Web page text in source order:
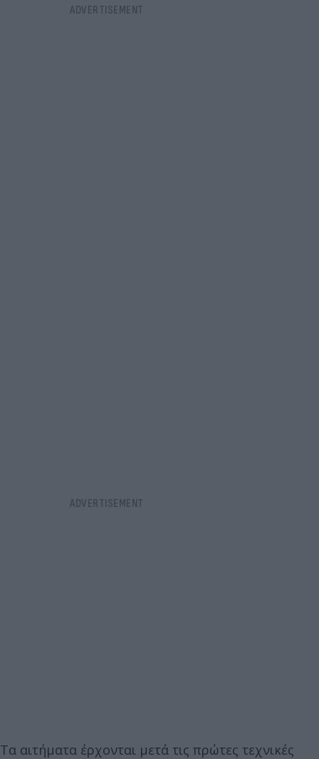
Τα αιτήματα έρχονται μετά τις πρώτες τεχνικές